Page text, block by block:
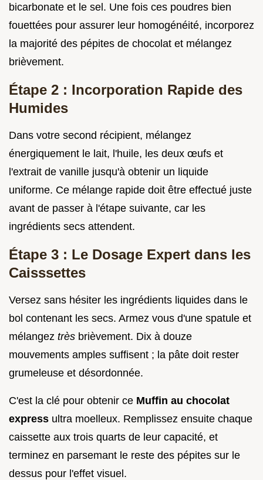
bicarbonate et le sel. Une fois ces poudres bien
fouettées pour assurer leur homogénéité, incorporez
la majorité des pépites de chocolat et mélangez
brièvement.
Étape 2 : Incorporation Rapide des
Humides
Dans votre second récipient, mélangez
énergiquement le lait, l'huile, les deux œufs et
l'extrait de vanille jusqu'à obtenir un liquide
uniforme. Ce mélange rapide doit être effectué juste
avant de passer à l'étape suivante, car les
ingrédients secs attendent.
Étape 3 : Le Dosage Expert dans les
Caisssettes
Versez sans hésiter les ingrédients liquides dans le
bol contenant les secs. Armez vous d'une spatule et
mélangez très brièvement. Dix à douze
mouvements amples suffisent ; la pâte doit rester
grumeleuse et désordonnée.
C'est la clé pour obtenir ce Muffin au chocolat
express ultra moelleux. Remplissez ensuite chaque
caissette aux trois quarts de leur capacité, et
terminez en parsemant le reste des pépites sur le
dessus pour l'effet visuel.